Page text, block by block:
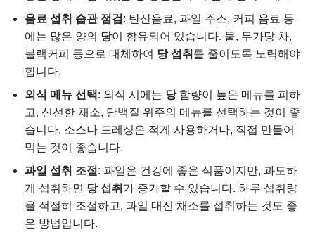
음료 섭취 습관 점검 : 탄산음료, 과일 주스, 커피 음료 등
에는 많은 양의 당이 함유되어 있습니다. 물, 무가당 차,
블랙커피 등으로 대체하여 당 섭취 를 줄이도록 노력해야
합니다.
외식 메뉴 선택: 외식 시에는 당함량이 높은 메뉴를 피하
고, 신선한 채소, 단백질 위주의 메뉴를 선택하는 것이 좋
습니다. 소스나 드레싱은 적게 사용하거나, 직접 만들어
먹는 것이 좋습니다.
과일 섭취 조절 : 과일은 건강에 좋은 식품이지만, 과도하
게 섭취하면 당 섭취 가 증가할 수 있습니다. 하루 섭취량
을 적절히 조절하고, 과일 대신 채소를 섭취하는 것도 좋
은 방법입니다.